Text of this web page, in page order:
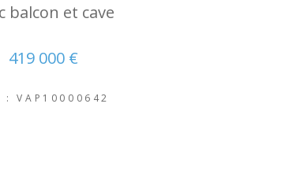
balcon et cave
419 000 €
: VAP10000642